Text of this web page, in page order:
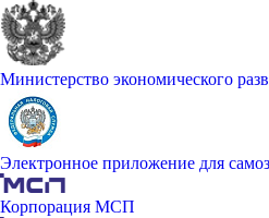
Министерство экономического
Электронное приложение для
Корпорация МСП